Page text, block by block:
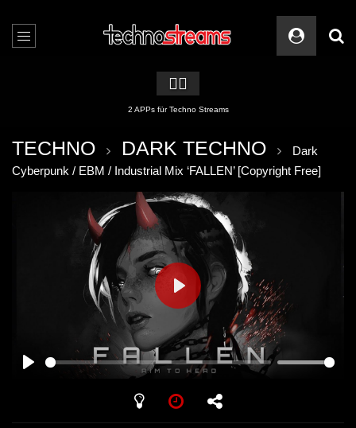
🏳️‍🌈
2 APPs für Techno Streams
TECHNO DARK TECHNO
Dark
Cyberpunk / EBM / Industrial Mix ‘FALLEN’ [Copyright Free]
PLAY